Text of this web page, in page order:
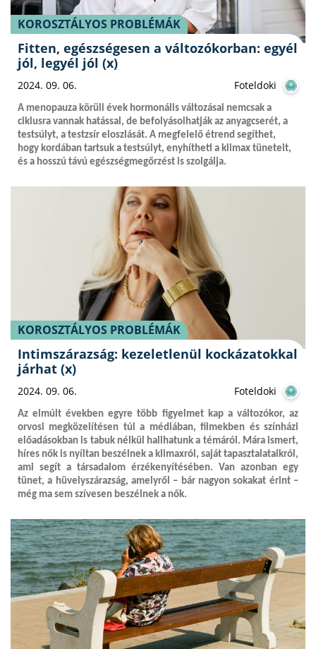
KOROSZTÁLYOS PROBLÉMÁK
Fitten, egészségesen a változókorban: egyél
jól, legyél jól (x)
2024. 09. 06. Foteldoki
A menopauza körüli évek hormonális változásai nemcsak a
ciklusra vannak hatással, de befolyásolhatják az anyagcserét, a
testsúlyt, a testzsír eloszlását. A megfelelő étrend segíthet,
hogy kordában tartsuk a testsúlyt, enyhítheti a klimax tüneteit,
és a hosszú távú egészségmegőrzést is szolgálja.
KOROSZTÁLYOS PROBLÉMÁK
Intimszárazság: kezeletlenül kockázatokkal
járhat (x)
2024. 09. 06. Foteldoki
Az elmúlt években egyre több figyelmet kap a változókor, az
orvosi megközelítésen túl a médiában, filmekben és színházi
előadásokban is tabuk nélkül hallhatunk a témáról. Mára ismert,
híres nők is nyíltan beszélnek a klimaxról, saját tapasztalataikról,
ami segít a társadalom érzékenyítésében. Van azonban egy
tünet, a hüvelyszárazság, amelyről – bár nagyon sokakat érint –
még ma sem szívesen beszélnek a nők.